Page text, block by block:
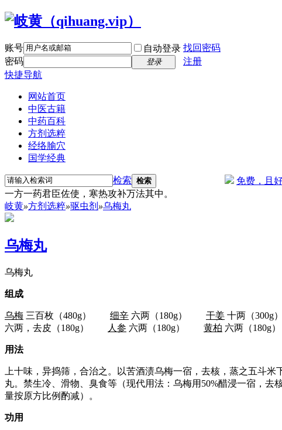
账号 自动登录 找回密码
密码
登录
注册
快捷导航
网站首页
中医古籍
中药百科
方剂选粹
经络腧穴
国学经典
检索 检索 免费，且
一方一药君臣佐使，寒热攻补万法其中。
岐黄»方剂选粹»驱虫剂 »乌梅丸
乌梅丸
乌梅丸
组成
乌梅 三百枚（480g） 细辛 六两（180g） 干姜 十两（
六两，去皮（180g）
人参 六两（180g） 黄柏 六两（180g）
用法
上十味，异捣筛，合治之。以苦酒渍乌梅一宿，去核，蒸之五斗
丸。禁生冷、滑物、臭食等（现代用法：乌梅用50%醋浸一宿，
量按原方比例酌减）。
功用